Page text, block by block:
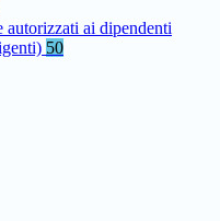
ai dipendenti
50